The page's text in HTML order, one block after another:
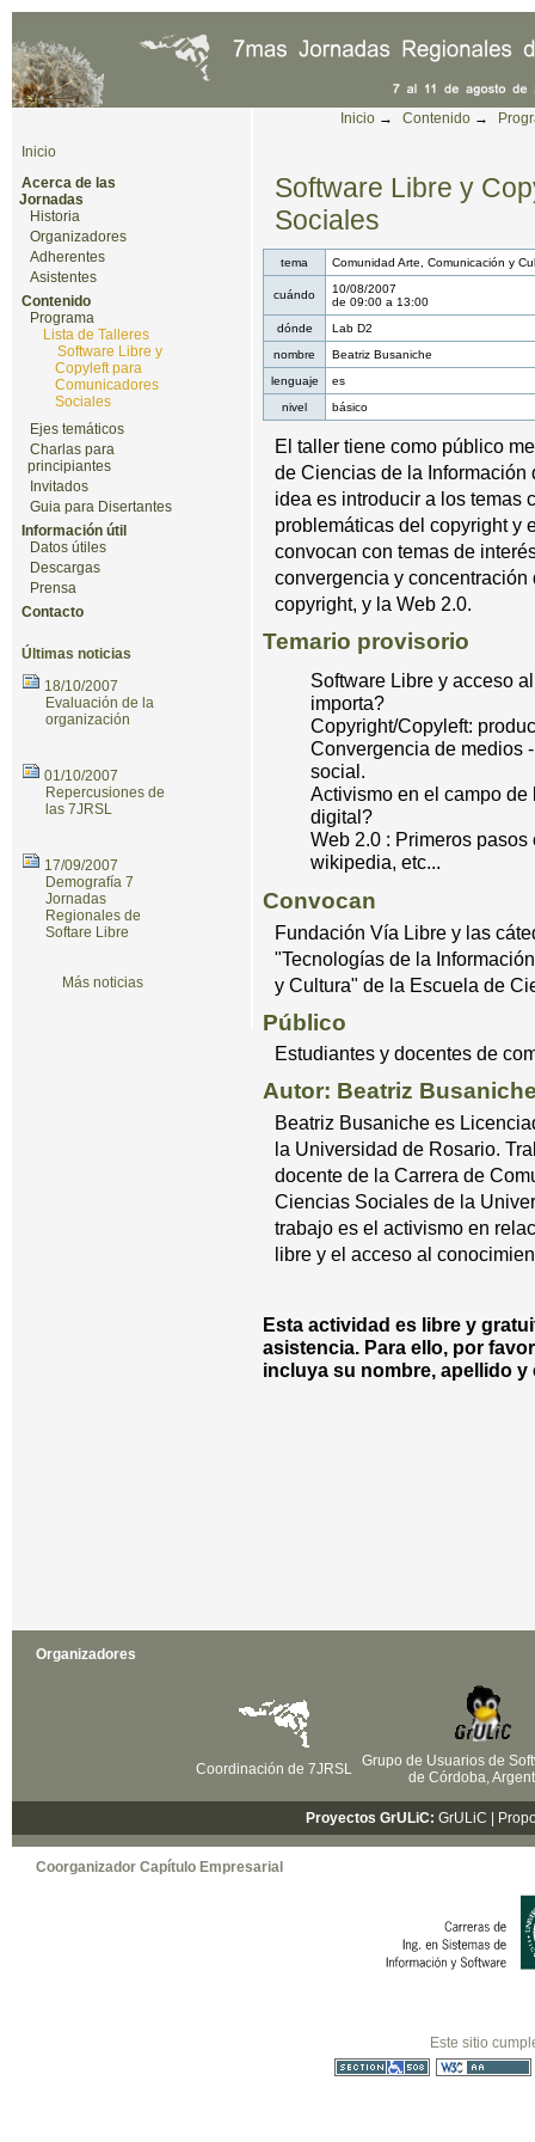
Cambiar a contenido.|Saltar a navegación
Herramientas Personales
Inicio → Contenido →
Software Libre y
Sociales
tema Comunidad Arte, Comunicación y
cuándo
10/08/2007
de 09:00a 13:00
dónde
Lab D2
nombre
Beatriz Busaniche
lenguaje
es
nivel
básico
El taller tiene como público
de Ciencias de la
idea es introducir a los temas
problemáticas del copyright y
convocan con temas de
convergencia y
copyright, y la Web 2.0.
Temario provisorio
Software Libre y acceso
importa?
Copyright/Copyleft:
Convergencia de medios
social.
Activismo en el campo
digital?
Web 2.0 : Primeros
wikipedia, etc...
Convocan
Fundación Ví­a Libre y las
"Tecnologías de la
y Cultura" de la Escuela de
Público
Estudiantes y docentes de
Autor: Beatriz
Beatriz Busaniche es
la Universidad de Rosario.
docente de la Carrera de
Ciencias Sociales de la
trabajo es el activismo en
libre y el acceso al
Esta actividad es libre y
asistencia. Para ello, por
incluya su nombre, apellido
Inicio
Acerca de las
Jornadas
Historia
Organizadores
Adherentes
Asistentes
Contenido
Programa
Lista de Talleres
Software Libre y
Copyleft para
Comunicadores
Sociales
Ejes temáticos
Charlas para
principiantes
Invitados
Guia para Disertantes
Información útil
Datos útiles
Descargas
Prensa
Contacto
Últimas noticias
18/10/2007
Evaluación de la
organización
01/10/2007
Repercusiones de
las 7JRSL
17/09/2007
Demografía 7
Jornadas
Regionales de
Softare Libre
Más noticias
Organizadores
Coordinación de 7JRSL
Grupo de Usuarios de
de Córdoba,
Proyectos GrULiC: GrULiC |
Coorganizador Capítulo Empresarial
Este sitio